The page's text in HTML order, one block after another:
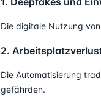
Die digitale Nutzung
2.
Die Automatisierung
gefährden.